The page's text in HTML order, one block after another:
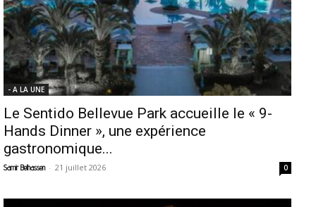
- A LA UNE
Le Sentido Bellevue Park accueille le « 9-
Hands Dinner », une expérience
gastronomique...
Samir Belhassen - 21 juillet 2026 0